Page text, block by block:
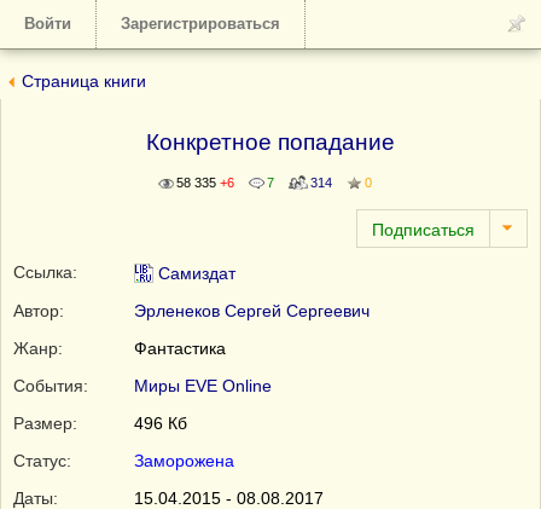
Войти Зарегистрироваться
Страница книги
Конкретное попадание
58 335 +6 7 314 0
Ссылка:
Самиздат
Автор:
Эрленеков Сергей Сергеевич
Жанр:
Фантастика
События:
Миры EVE Online
Размер:
496 Кб
Статус:
Заморожена
Даты:
15.04.2015 - 08.08.2017